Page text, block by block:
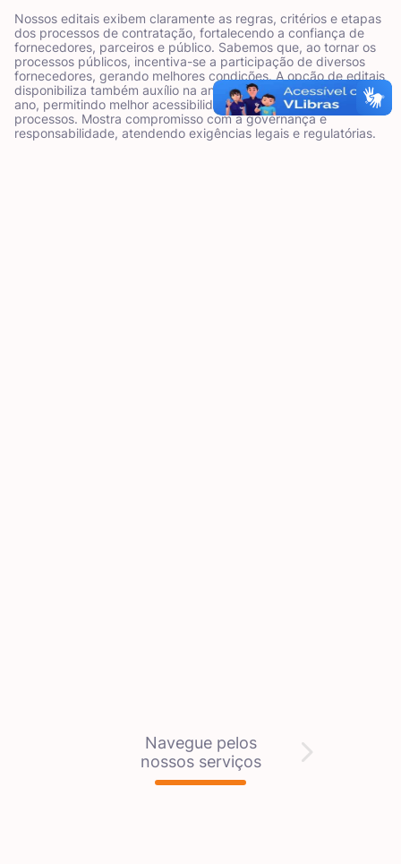
Nossos editais exibem claramente as regras, critérios e etapas
dos processos de contratação, fortalecendo a confiança de
fornecedores, parceiros e público. Sabemos que, ao tornar os
processos públicos, incentiva-se a participação de diversos
fornecedores, gerando melhores condições. A opção de editais
disponibiliza também auxílio na análise de dados por unidade e
ano, permitindo melhor acessibilidade e avaliações nos
processos. Mostra compromisso com a governança e
responsabilidade, atendendo exigências legais e regulatórias.
Navegue pelos
nossos serviços